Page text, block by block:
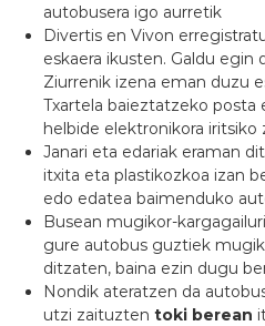
autobusera igo aurretik
Divertis en Vivon
eskaera ikusten. Galdu egin
Ziurrenik izena eman duzu
Txartela baieztatzeko
helbide elektronikora iritsiko
Janari eta edariak eraman
itxita eta plastikozkoa izan
edo edatea baimenduko
Busean mugikor-
gure autobus guztiek
ditzaten, baina ezin dugu
Nondik ateratzen da
utzi zaituzten toki berean